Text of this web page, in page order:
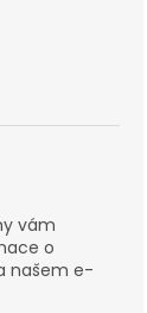
vám
o
našem e-